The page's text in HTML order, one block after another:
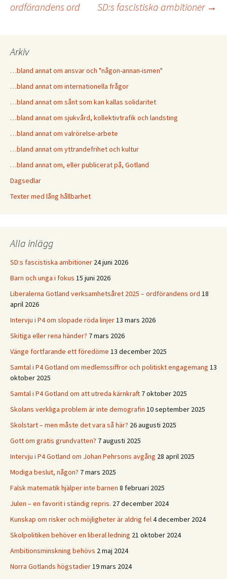
Inläggsnavigering
ordförandens ord
SD:s fascistiska ambitioner →
Arkiv
…bland annat om ansvar och "någon-annan-ismen"
…bland annat om internationella frågor
…bland annat om sånt som kan kallas solidaritet
…bland annat om sjukvård, kollektivtrafik och landsting
…bland annat om valrörelse-arbete
…bland annat om yttrandefrihet och kultur
…bland annat om, eller publicerat på, Gotland
Dagsedlar
Texter med lång hållbarhet
Alla inlägg
SD:s fascistiska ambitioner 24 juni 2026
Barn och unga i fokus 15 juni 2026
Liberalerna Gotland verksamhetsåret 2025 – ordförandens ord 18
april 2026
Intervju i P4 om slopade röda linjer13 mars 2026
Skitiga eller rena händer? 7 mars 2026
Vänge fortfarande ett föredöme 13 december 2025
Samtal i P4 Gotland om medlemssiffror och politiskt engagemang 13
oktober 2025
Samtal i P4 Gotland om att utreda kärnkraft 7 oktober 2025
Skolans verkliga problem är inte demografin 10 september 2025
Skolstart – men måste det vara så här? 26 augusti 2025
Gott om gratis grundvatten? 7 augusti 2025
Intervju i P4 Gotland om Johan Pehrsons avgång 28 april 2025
Modiga beslut, någon? 7 mars 2025
Falsk matematik hjälper inte barnen 8 februari 2025
Julen – en favorit i ständig repris. 27 december 2024
Kunskap om risker och möjligheter är aldrig fel4 december 2024
Skolpolitiken behöver en liberal ledning 21 oktober 2024
Ambitionsminskning behövs 2 maj 2024
Norra Gotlands högstadier19 mars 2024